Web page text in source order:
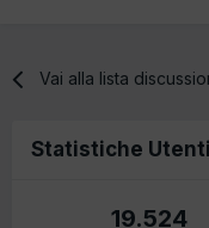
Vai alla lista
Statistiche Utenti
19.524